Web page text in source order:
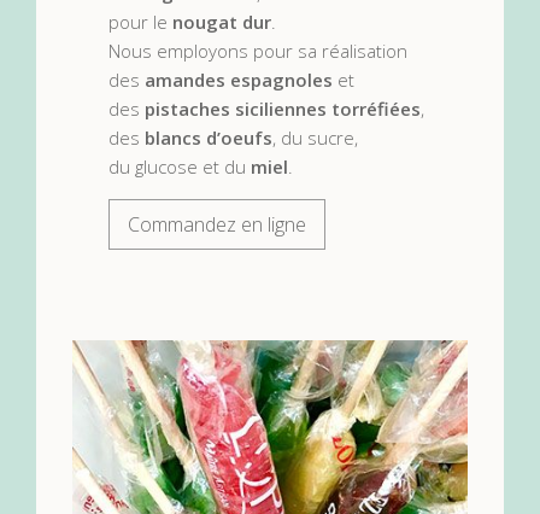
pour le nougat dur.
Nous employons pour sa réalisation
des amandes espagnoles et
des pistaches siciliennes torréfiées,
des blancs d’oeufs, du sucre,
du glucose et du miel.
Commandez en ligne